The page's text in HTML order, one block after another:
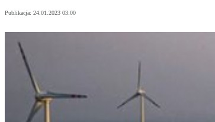
Publikacja: 24.01.2023 03:00